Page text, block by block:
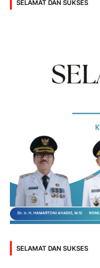
SELAMAT DAN SUKSES
SELAMAT DAN SUKSES